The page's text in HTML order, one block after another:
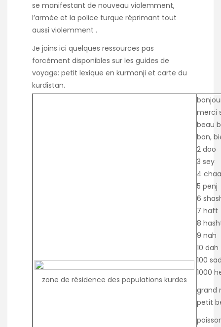
se manifestant de nouveau violemment,
l’armée et la police turque réprimant tout
aussi violemment .
Je joins ici quelques ressources pas
forcément disponibles sur les guides de
voyage: petit lexique en kurmanji et carte du
kurdistan.
zone de résidence des populations kurdes
merci
beau
bon,
2 doo
3 sey
4
5 penj
6
7 haft
8
9 nah
10 dah
100
1000
grand
petit